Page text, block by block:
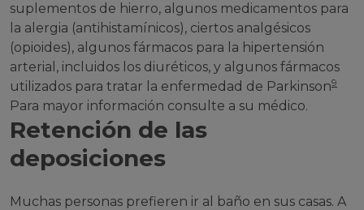
suplementos de hierro, algunos medicamentos para
la alergia (antihistamínicos), ciertos analgésicos
(opioides), algunos fármacos para la hipertensión
arterial, incluidos los diuréticos, y algunos fármacos
utilizados para tratar la enfermedad de Parkinson9
Para mayor información consulte a su médico.
Retención de las
deposiciones
Muchas personas prefieren ir al baño en sus casas. A